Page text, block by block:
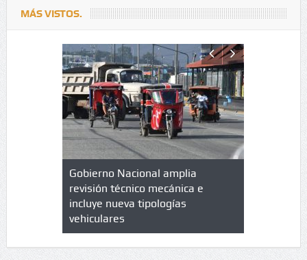
MÁS VISTOS.
de
Gobierno Nacional amplia
revisión técnico mecánica e
incluye nueva tipologías
vehiculares
cuáles